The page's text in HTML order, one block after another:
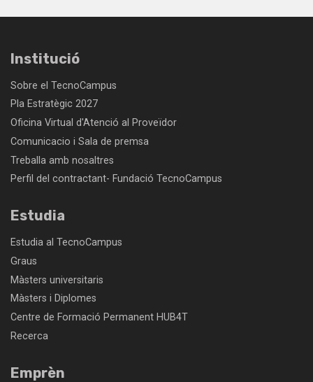
Institució
Sobre el TecnoCampus
Pla Estratègic 2027
Oficina Virtual d'Atenció al Proveïdor
Comunicacio i Sala de premsa
Treballa amb nosaltres
Perfil del contractant- Fundació TecnoCampus
Estudia
Estudia al TecnoCampus
Graus
Màsters universitaris
Màsters i Diplomes
Centre de Formació Permanent HUB4T
Recerca
Emprèn